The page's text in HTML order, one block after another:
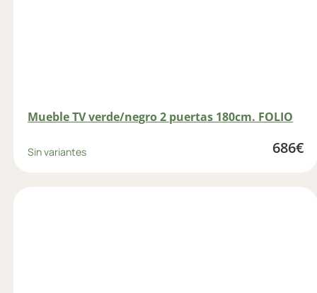
Mueble TV verde/negro 2 puertas 180cm. FOLIO
Sin variantes 686€